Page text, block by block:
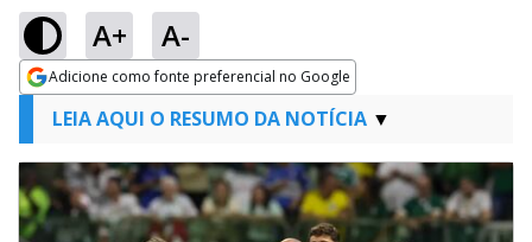
A+ A-
Adicione como fonte preferencial no Google
Opens in new window
LEIA AQUI O RESUMO DA NOTÍCIA